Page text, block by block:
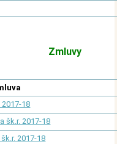
Zmluvy
18
šk.r. 2017-18
2017-18